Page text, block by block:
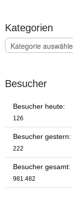
Kategorien
Kategorien
Besucher
Besucher heute:
126
Besucher gestern:
222
Besucher gesamt:
981.482